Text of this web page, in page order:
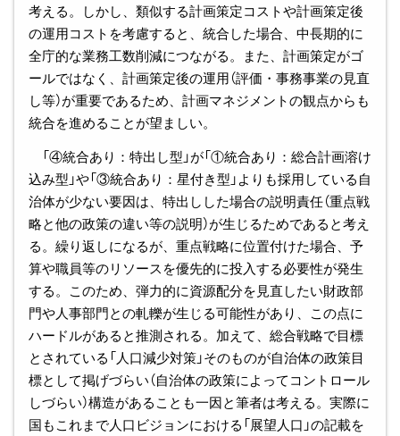
考える。しかし、類似する計画策定コストや計画策定後
の運用コストを考慮すると、統合した場合、中長期的に
全庁的な業務工数削減につながる。また、計画策定がゴ
ールではなく、計画策定後の運用（評価・事務事業の見直
し等）が重要であるため、計画マネジメントの観点からも
統合を進めることが望ましい。
「④統合あり：特出し型」が「①統合あり：総合計画溶け
込み型」や「③統合あり：星付き型」よりも採用している自
治体が少ない要因は、特出しした場合の説明責任（重点戦
略と他の政策の違い等の説明）が生じるためであると考え
る。繰り返しになるが、重点戦略に位置付けた場合、予
算や職員等のリソースを優先的に投入する必要性が発生
する。このため、弾力的に資源配分を見直したい財政部
門や人事部門との軋轢が生じる可能性があり、この点に
ハードルがあると推測される。加えて、総合戦略で目標
とされている「人口減少対策」そのものが自治体の政策目
標として掲げづらい（自治体の政策によってコントロール
しづらい）構造があることも一因と筆者は考える。実際に
国もこれまで人口ビジョンにおける「展望人口」の記載を